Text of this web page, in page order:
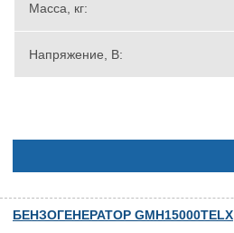
Масса, кг:
Напряжение, В:
БЕНЗОГЕНЕРАТОР GMH15000TELX